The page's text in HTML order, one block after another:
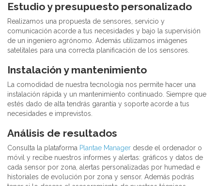
Estudio y presupuesto personalizado
Realizamos una propuesta de sensores, servicio y
comunicación acorde a tus necesidades y bajo la supervisión
de un ingeniero agrónomo. Además utilizamos imágenes
satelitales para una correcta planificación de los sensores.
Instalación y mantenimiento
La comodidad de nuestra tecnología nos permite hacer una
instalación rápida y un mantenimiento continuado. Siempre que
estés dado de alta tendrás garantía y soporte acorde a tus
necesidades e imprevistos.
Análisis de resultados
Consulta la plataforma Plantae Manager desde el ordenador o
móvil y recibe nuestros informes y alertas: gráficos y datos de
cada sensor por zona, alertas personalizadas por humedad e
historiales de evolución por zona y sensor. Además podrás